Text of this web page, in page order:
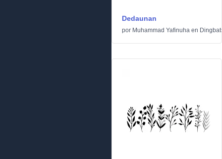
Dedaunan
por Muhammad Yafinuha en